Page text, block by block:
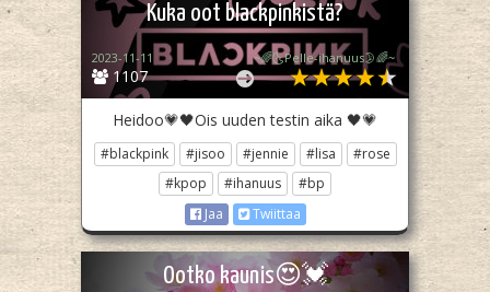
Kuka oot blackpinkistä?
1107
2023-11-11 ~🌈🌜Pelle-ihanuus🌛🌈~
Heidoo💗🖤Ois uuden testin aika 🖤💗
#blackpink #jisoo #jennie #lisa
#rose
#kpop
#ihanuus
#bp
Jaa
Twiittaa
Ootko kaunis😍💓